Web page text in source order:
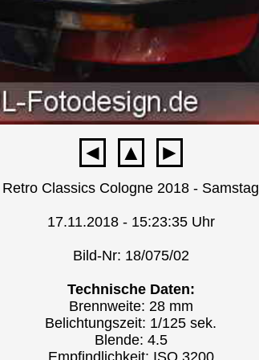
◄ ▲ ►
Retro Classics Cologne 2018 - Samstag
17.11.2018 - 15:23:35 Uhr
Bild-Nr: 18/075/02
Technische Daten:
Brennweite: 28 mm
Belichtungszeit: 1/125 sek.
Blende: 4.5